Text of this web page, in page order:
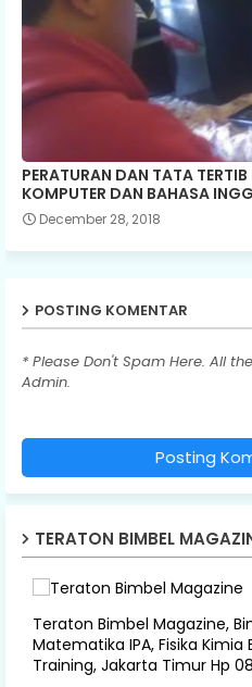
PERATURAN DAN TATA
KOMPUTER DAN BAHASA
December 28, 2018
POSTING KOMENTAR
* Please Don't Spam Here. All
Admin.
Posting
TERATON BIMBEL
Teraton Bimbel Magazine,
Matematika IPA, Fisika Kimia
Training, Jakarta Timur Hp